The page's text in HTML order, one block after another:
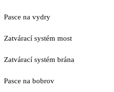
Pasce na vydry
Zatvárací systém most
Zatvárací systém brána
Pasce na bobrov